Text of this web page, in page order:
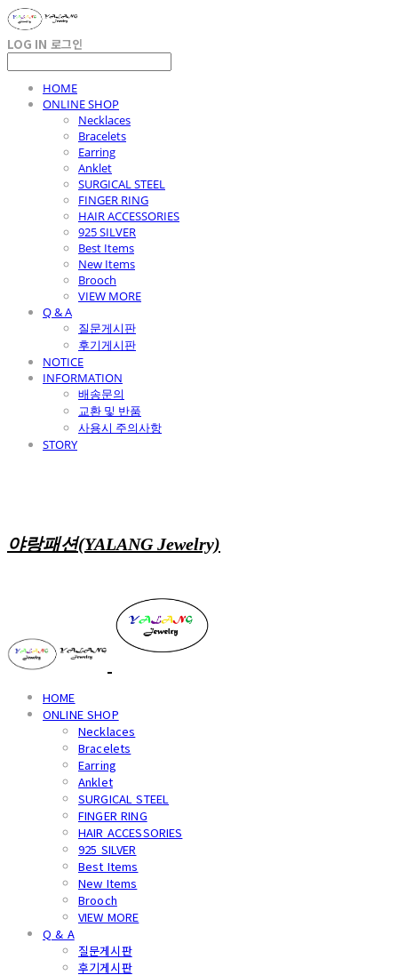
LOG IN 로그인
HOME
ONLINE SHOP
Necklaces
Bracelets
Earring
Anklet
SURGICAL STEEL
FINGER RING
HAIR ACCESSORIES
925 SILVER
Best Items
New Items
Brooch
VIEW MORE
Q & A
질문게시판
후기게시판
NOTICE
INFORMATION
배송문의
교환 및 반품
사용시 주의사항
STORY
야랑패션(YALANG Jewelry)
HOME
ONLINE SHOP
Necklaces
Bracelets
Earring
Anklet
SURGICAL STEEL
FINGER RING
HAIR ACCESSORIES
925 SILVER
Best Items
New Items
Brooch
VIEW MORE
Q & A
질문게시판
후기게시판